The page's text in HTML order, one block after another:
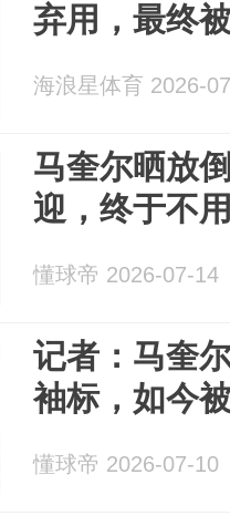
弃用，最终
海浪星体育 2026-
马奎尔晒放
迎，终于不
懂球帝 2026-07-14
记者：马奎
袖标，如今
懂球帝 2026-07-10